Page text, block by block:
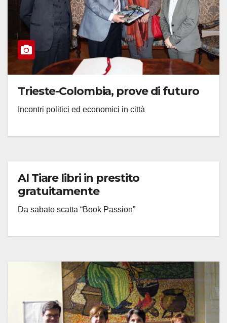
Trieste-Colombia, prove di futuro
Incontri politici ed economici in città
Al Tiare libri in prestito
gratuitamente
Da sabato scatta “Book Passion”